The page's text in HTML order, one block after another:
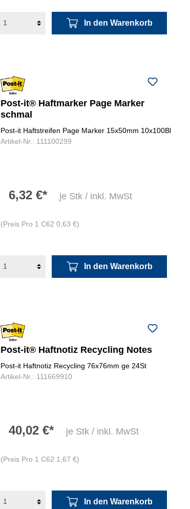
In den Warenkorb
Post-it® Haftmarker Page Marker
schmal
Post-it Haftstreifen Page Marker 15x50mm 10x100Bl
Artikel-Nr.: 111100299
6,32 €* je Stk / inkl. MwSt
(Preis Pro 1 C62 0,63 €)
In den Warenkorb
Post-it® Haftnotiz Recycling Notes
Post-it Haftnotiz Recycling 76x76mm ge 24St
Artikel-Nr.: 111669910
40,02 €* je Stk / inkl. MwSt
(Preis Pro 1 C62 1,67 €)
In den Warenkorb